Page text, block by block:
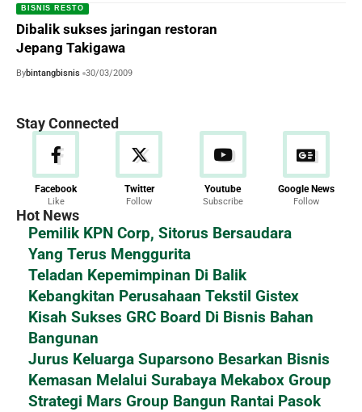
BISNIS RESTO
Dibalik sukses jaringan restoran
Jepang Takigawa
Bybintangbisnis 30/03/2009
Stay Connected
Facebook
Like
Twitter
Follow
Youtube
Subscribe
Google News
Follow
Hot News
Pemilik KPN Corp, Sitorus Bersaudara
Yang Terus Menggurita
Teladan Kepemimpinan Di Balik
Kebangkitan Perusahaan Tekstil Gistex
Kisah Sukses GRC Board Di Bisnis Bahan
Bangunan
Jurus Keluarga Suparsono Besarkan Bisnis
Kemasan Melalui Surabaya Mekabox Group
Strategi Mars Group Bangun Rantai Pasok